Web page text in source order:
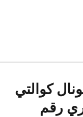
كوالتي
رقم